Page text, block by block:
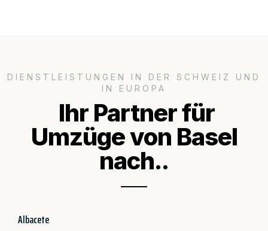
DIENSTLEISTUNGEN IN DER SCHWEIZ UND
IN EUROPA
Ihr Partner für
Umzüge von Basel
nach..
Albacete